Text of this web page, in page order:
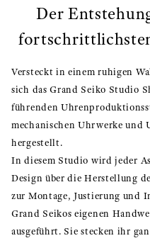
Der
Versteckt in einem ruhigen
sich das Grand Seiko Studio
führenden
mechanischen Uhrwerke und
hergestellt.
In diesem Studio wird jeder
Design über die Herstellung
zur Montage, Justierung und
Grand Seikos eigenen
ausgeführt. Sie stecken ihr